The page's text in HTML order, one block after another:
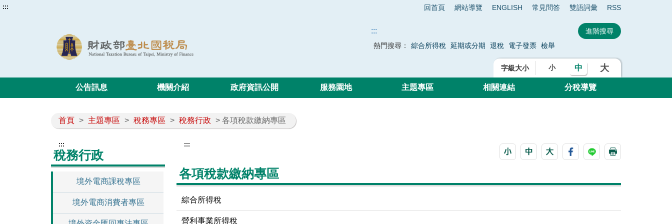
::: 回首頁 網站導覽 ENGLISH 常見問答 雙語詞彙 RSS
:::
熱門搜尋： 綜合所得稅 延期或分期 退稅 電子發票 檢舉
字級大小 小 中 大
公告訊息 機關介紹 政府資訊公開 服務園地 主題專區 相關連結 分稅導覽
首頁 > 主題專區 > 稅務專區 > 稅務行政 > 各項稅款繳納專區
:::
稅務行政
境外電商課稅專區
境外電商消費者專區
:::
各項稅款繳納專區
綜合所得稅
營利事業所得稅